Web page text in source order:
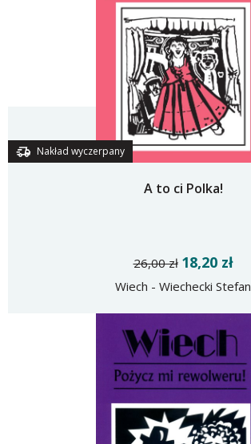
Nakład wyczerpany
A to ci Polka!
26,00 zł 18,20 zł
Wiech - Wiechecki Stefan